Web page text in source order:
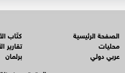
الصفحة الرئيسية
محليات
عربي دولي
كتّاب
تقارير
برلمان